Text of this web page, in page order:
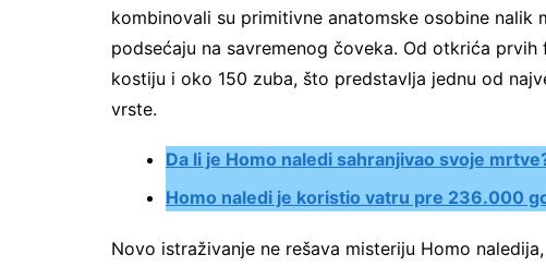
kombinovali su primitivne anatomske osobine nalik
podsećaju na savremenog čoveka. Od otkrića
kostiju i oko 150 zuba, što predstavlja jednu od
vrste.
Da li je Homo naledi sahranjivao svoje
Homo naledi je koristio vatru pre 236.000
Novo istraživanje ne rešava misteriju Homo